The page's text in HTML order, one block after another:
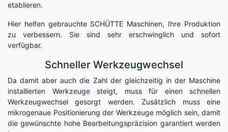
etablieren.
Hier helfen gebrauchte SCHÜTTE Maschinen, Ihre Produktion
zu verbessern. Sie sind sehr erschwinglich und sofort
verfügbar.
Schneller Werkzeugwechsel
Da damit aber auch die Zahl der gleichzeitig in der Maschine
installierten Werkzeuge steigt, muss für einen schnellen
Werkzeugwechsel gesorgt werden. Zusätzlich muss eine
mikrogenaue Positionierung der Werkzeuge möglich sein, damit
die gewünschte hohe Bearbeitungspräzision garantiert werden